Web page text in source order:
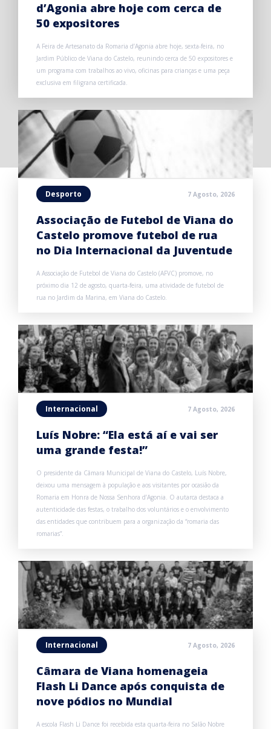
d’Agonia abre hoje com cerca de
50 expositores
A Feira de Artesanato da Romaria d’Agonia abre hoje, sexta-feira, no
Jardim Público de Viana do Castelo, reunindo cerca de 50 expositores e
um programa com trabalhos ao vivo, oficinas para crianças e uma peça
exclusiva em filigrana certificada.
Desporto 7 Agosto, 2026
Associação de Futebol de Viana do
Castelo promove futebol de rua
no Dia Internacional da Juventude
A Associação de Futebol de Viana do Castelo (AFVC) promove, no
próximo dia 12 de agosto, quarta-feira, uma atividade de futebol de
rua no Jardim da Marina, em Viana do Castelo.
Internacional 7 Agosto, 2026
Luís Nobre: “Ela está aí e vai ser
uma grande festa!”
O presidente da Câmara Municipal de Viana do Castelo, Luís Nobre,
deixou uma mensagem à população e aos visitantes por ocasião da
Romaria em Honra de Nossa Senhora d’Agonia. O autarca destaca a
autenticidade das festas, o trabalho dos voluntários e o envolvimento
das entidades que contribuem para a organização da “romaria das
romarias”.
Internacional 7 Agosto, 2026
Câmara de Viana homenageia
Flash Li Dance após conquista de
nove pódios no Mundial
A escola Flash Li Dance foi recebida esta quarta-feira no Salão Nobre